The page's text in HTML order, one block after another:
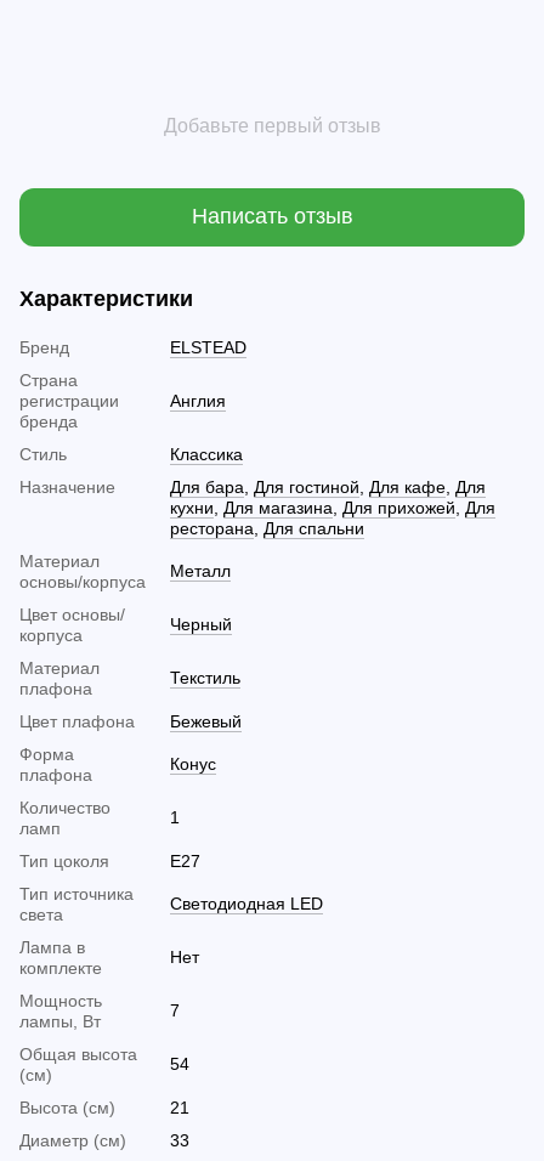
Добавьте первый отзыв
Написать отзыв
Характеристики
Бренд
ELSTEAD
Страна
регистрации
бренда
Англия
Стиль
Классика
Назначение
Для бара Для гостиной Для кафе Для
кухни
Для магазина Для прихожей
Для
ресторана
Для спальни
Материал
основы/корпуса
Металл
Цвет основы/
корпуса
Черный
Материал
плафона
Текстиль
Цвет плафона
Бежевый
Форма
плафона
Конус
Количество
ламп
1
Тип цоколя
E27
Тип источника
света
Светодиодная LED
Лампа в
комплекте
Нет
Мощность
лампы, Вт
7
Общая высота
(см)
54
Высота (см)
21
Диаметр (см)
33